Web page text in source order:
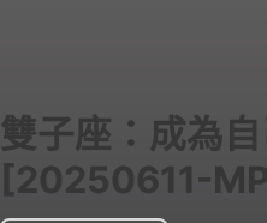
雙子座：成為
[20250611-